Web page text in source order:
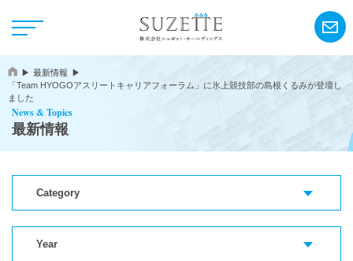
NEWS
最新情報
「Team HYOGOアスリートキャリアフォーラム」に氷上競技部の島根くるみが登壇し
ました
News & Topics
最新情報
Category
Year